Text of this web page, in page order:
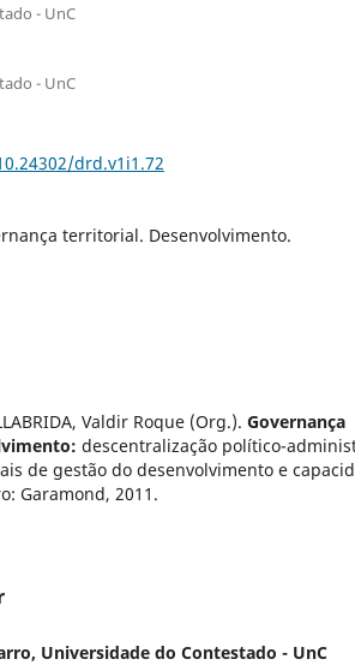
- UnC
- UnC
drd.v1i1.72
territorial. Desenvolvimento.
Valdir Roque (Org.). Governança
descentralização político-
de gestão do desenvolvimento e
Garamond, 2011.
Universidade do Contestado - UnC